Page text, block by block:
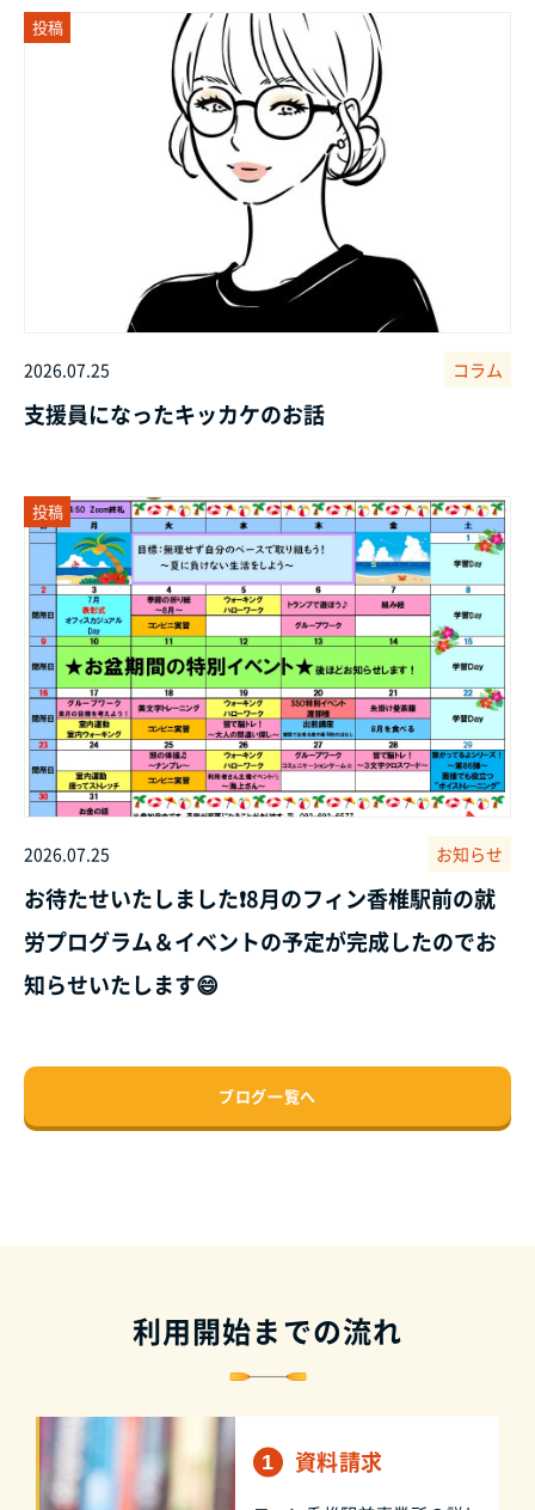
投稿
2026.07.25 コラム
支援員になったキッカケのお話
投稿
2026.07.25 お知らせ
お待たせいたしました❗8月のフィン香椎駅前の就
労プログラム＆イベントの予定が完成したのでお
知らせいたします😄
ブログ一覧へ
利用開始までの流れ
資料請求